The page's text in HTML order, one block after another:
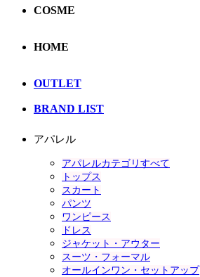
COSME
HOME
OUTLET
BRAND LIST
アパレル
アパレルカテゴリすべて
トップス
スカート
パンツ
ワンピース
ドレス
ジャケット・アウター
スーツ・フォーマル
オールインワン・セットアップ